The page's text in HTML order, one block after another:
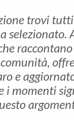
trovi
selezionato.
e
i momenti